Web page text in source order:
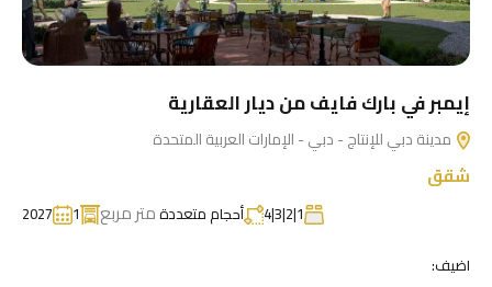
إيمبر في بارك فايف من ديار العقارية
مدينة دبي للإنتاج - دبي - الإمارات العربية المتحدة
شقق
1|2|3|4 أحجام متعددةمتر مربع 1
2027
اضيف: